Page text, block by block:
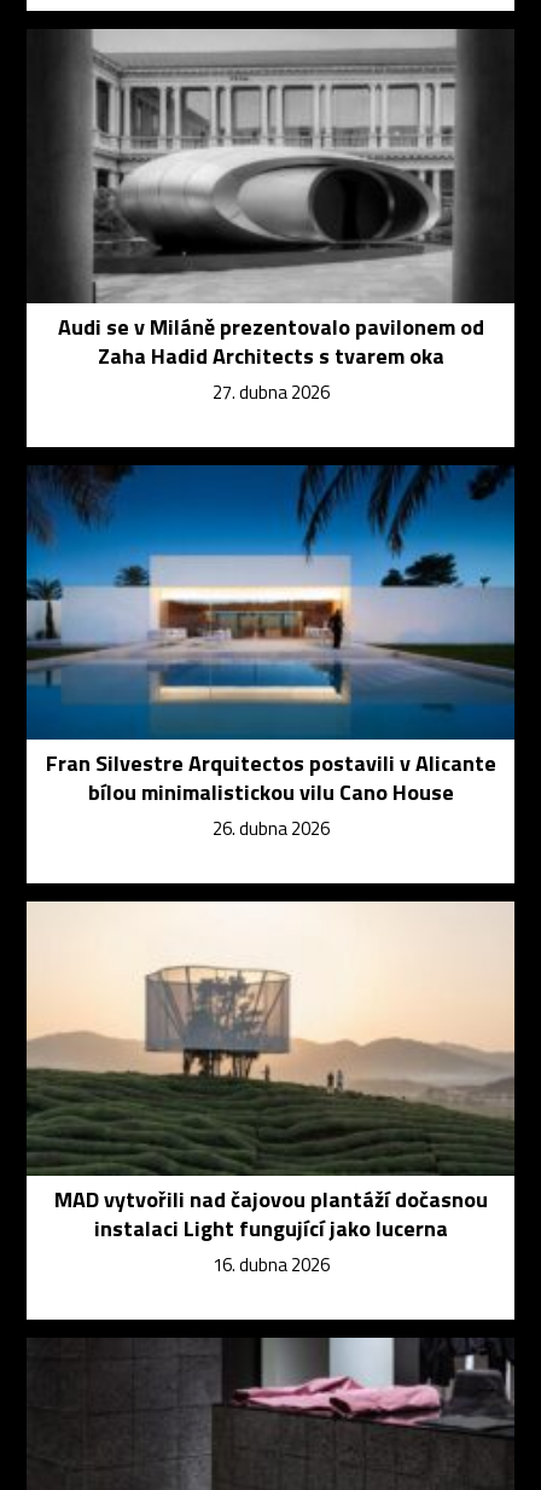
Audi se v Miláně prezentovalo pavilonem od
Zaha Hadid Architects s tvarem oka
27. dubna 2026
Fran Silvestre Arquitectos postavili v Alicante
bílou minimalistickou vilu Cano House
26. dubna 2026
MAD vytvořili nad čajovou plantáží dočasnou
instalaci Light fungující jako lucerna
16. dubna 2026